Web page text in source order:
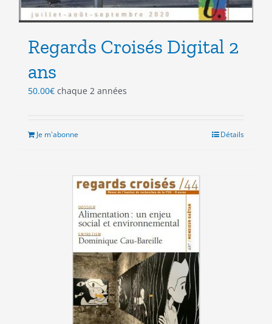
Regards Croisés Digital 2
ans
50.00€ chaque 2 années
Je m'abonne Détails